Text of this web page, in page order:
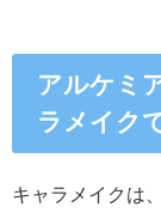
アルケミ
ラメイク
キャラメイクは